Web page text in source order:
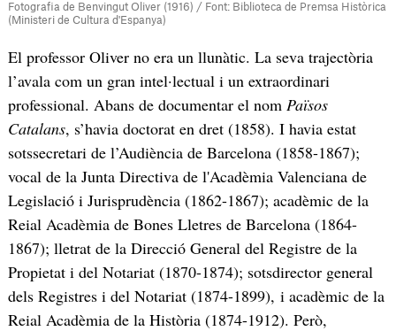
Fotografia de Benvingut Oliver (1916) / Font: Biblioteca de Premsa Històrica
(Ministeri de Cultura d'Espanya)
El professor Oliver no era un llunàtic. La seva trajectòria
l’avala com un gran intel·lectual i un extraordinari
professional. Abans de documentar el nom Països
Catalans, s’havia doctorat en dret (1858). I havia estat
sotssecretari de l’Audiència de Barcelona (1858-1867);
vocal de la Junta Directiva de l'Acadèmia Valenciana de
Legislació i Jurisprudència (1862-1867); acadèmic de la
Reial Acadèmia de Bones Lletres de Barcelona (1864-
1867); lletrat de la Direcció General del Registre de la
Propietat i del Notariat (1870-1874); sotsdirector general
dels Registres i del Notariat (1874-1899), i acadèmic de la
Reial Acadèmia de la Història (1874-1912). Però,